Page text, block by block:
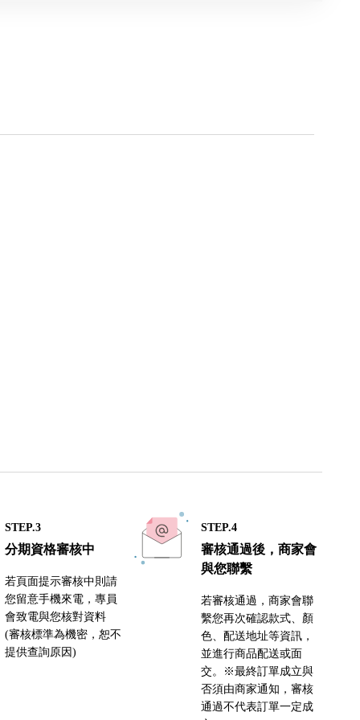
STEP.3
分期資格審核中
若頁面提示審核中則請
您留意手機來電，專員
會致電與您核對資料
(審核標準為機密，恕不
提供查詢原因)
STEP.4
審核通過後，商家會
與您聯繫
若審核通過，商家會聯
繫您再次確認款式、顏
色、配送地址等資訊，
並進行商品配送或面
交。※最終訂單成立與
否須由商家通知，審核
通過不代表訂單一定成